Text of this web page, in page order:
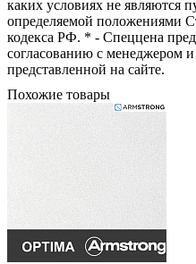
каких условиях не являются
определяемой положениями
кодекса РФ. * - Спеццена
согласованию с менеджером
представленной на сайте.
Похожие товары